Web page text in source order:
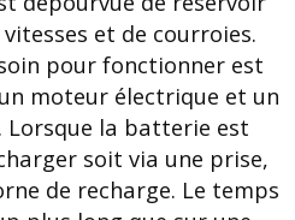
et de courroies.
pour fonctionner est
moteur électrique et un
Lorsque la batterie est
soit via une prise,
de recharge. Le temps